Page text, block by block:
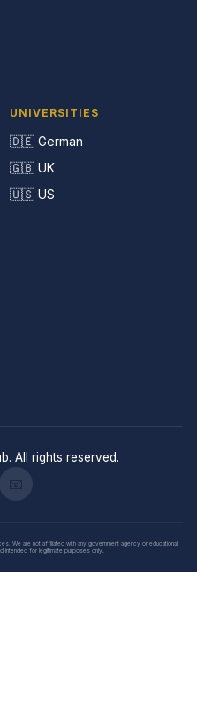
UNIVERSITIES
🇩🇪 German
🇬🇧 UK
🇺🇸 US
All rights reserved.
We are not affiliated with any government agency or educational
intended for legitimate purposes only.